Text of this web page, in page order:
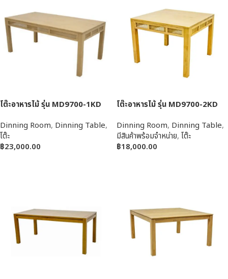
โต๊ะอาหารไม้ รุ่น MD9700-1KD
Dinning Room, Dinning Table,
โต๊ะ
฿23,000.00
โต๊ะอาหารไม้ รุ่น MD9700-2KD
Dinning Room, Dinning Table,
มีสินค้าพร้อมจำหน่าย, โต๊ะ
฿18,000.00